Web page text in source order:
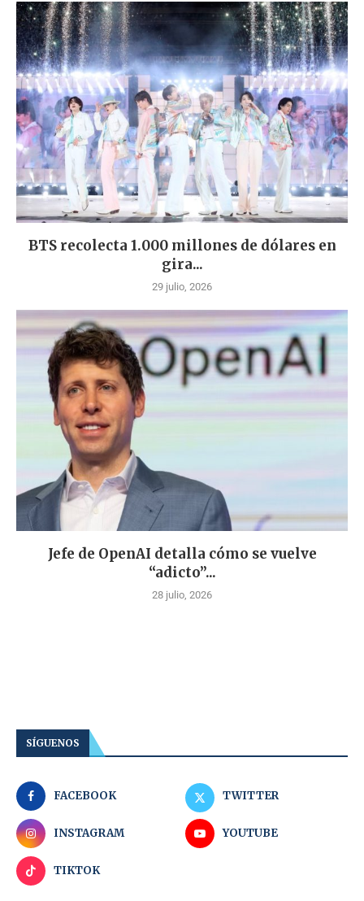
BTS recolecta 1.000 millones de dólares en
gira...
29 julio, 2026
Jefe de OpenAI detalla cómo se vuelve
“adicto”...
28 julio, 2026
SÍGUENOS
FACEBOOK TWITTER
INSTAGRAM YOUTUBE
TIKTOK